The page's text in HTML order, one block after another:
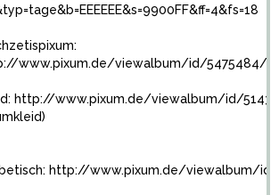
www.pixum.de/viewalbum/id/5475484/
http://www.pixum.de/viewalbum/id/
http://www.pixum.de/viewalbum/